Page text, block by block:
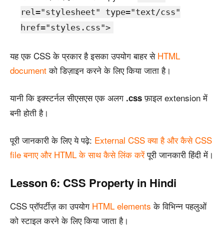
rel="stylesheet" type="text/css"
href="styles.css">
यह एक CSS के प्रकार है इसका उपयोग बाहर से HTML
documentको डिज़ाइन करने के लिए किया जाता है।
यानी कि इक्स्टर्नल सीएसएस एक अलग .cssफ़ाइल extension में
बनी होती है।
पूरी जानकारी के लिए ये पढ़े: External CSS क्या है और कैसे CSS
file बनाए और HTML के साथ कैसे लिंक करेंपूरी जानकारी हिंदी में।
Lesson 6: CSS Property in Hindi
CSS प्रॉपर्टीज़ का उपयोग HTML elements के विभिन्न पहलुओं
को स्टाइल करने के लिए किया जाता है।